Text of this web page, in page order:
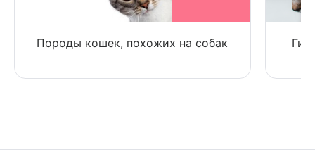
Породы кошек, похожих на собак